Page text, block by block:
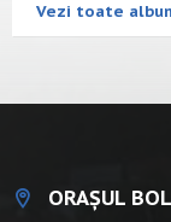
Vezi toate
ORAȘUL